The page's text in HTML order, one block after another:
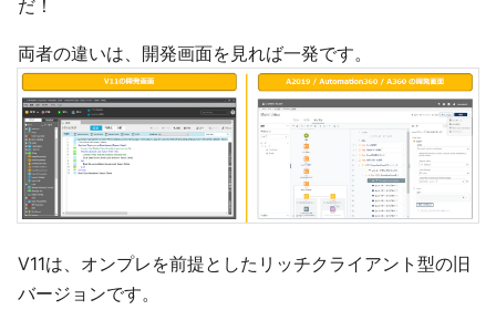
だ！
両者の違いは、開発画面を見れば一発です。
V11は、オンプレを前提としたリッチクライアント型の旧
バージョンです。